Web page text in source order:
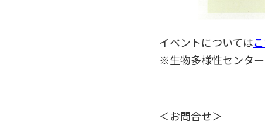
イベントについては
※生物多様性センター
＜お問合せ＞